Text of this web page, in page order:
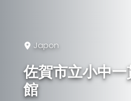
Japon
佐賀市立小中
館